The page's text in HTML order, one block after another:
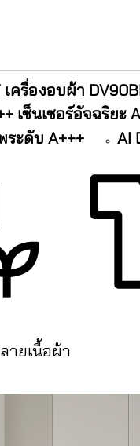
ครื่องอบผ้า
เซ็นเซอร์อัจฉริยะ
ระดับ A+++
AI
ายเนื้อผ้า